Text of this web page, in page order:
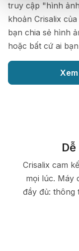
truy cập "hình
khoản Crisalix
bạn chia sẻ hình
hoặc bất cứ ai
Crisalix cam
mọi lúc. Máy
đầy đủ: thông